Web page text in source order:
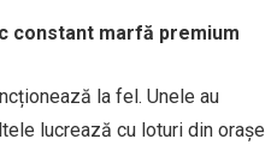
constant marfă premium
la fel. Unele au
lucrează cu loturi din orașe